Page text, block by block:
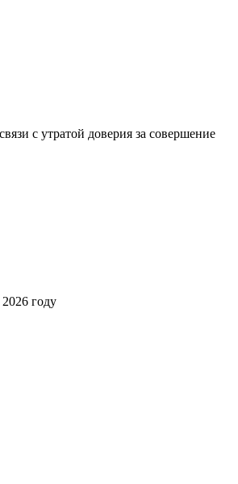
с утратой доверия за совершение
году